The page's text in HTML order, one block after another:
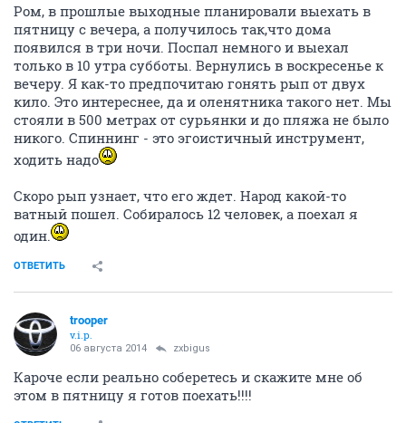
Ром, в прошлые выходные планировали выехать в
пятницу с вечера, а получилось так,что дома
появился в три ночи. Поспал немного и выехал
только в 10 утра субботы. Вернулись в воскресенье к
вечеру. Я как-то предпочитаю гонять рып от двух
кило. Это интереснее, да и оленятника такого нет. Мы
стояли в 500 метрах от сурьянки и до пляжа не было
никого. Спиннинг - это эгоистичный инструмент,
ходить надо
Скоро рып узнает, что его ждет. Народ какой-то
ватный пошел. Собиралось 12 человек, а поехал я
один.
ОТВЕТИТЬ
trooper
v.i.p.
06 августа 2014 zxbigus
Кароче если реально соберетесь и скажите мне об
этом в пятницу я готов поехать!!!!